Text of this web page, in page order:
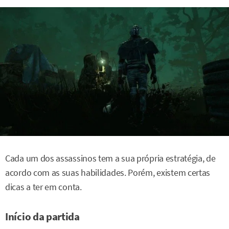
Cada um dos assassinos tem a sua própria estratégia, de
acordo com as suas habilidades. Porém, existem certas
dicas a ter em conta.
Início da partida